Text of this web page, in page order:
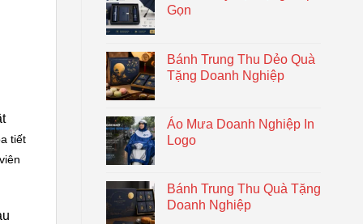
Gọn
Bánh Trung Thu Dẻo Quà
Tặng Doanh Nghiệp
Áo Mưa Doanh Nghiệp In
Logo
Bánh Trung Thu Quà Tặng
Doanh Nghiệp
tiết